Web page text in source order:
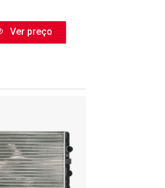
Ver preço